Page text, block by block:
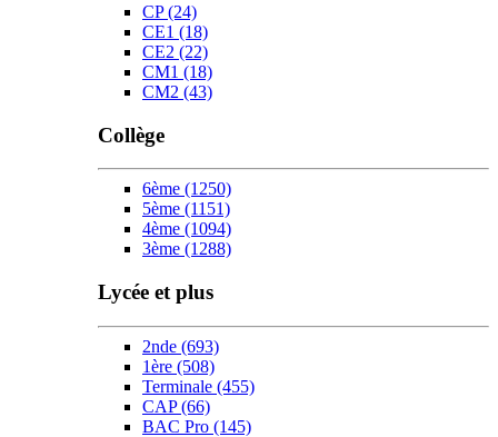
CP(24)
CE1 (18)
CE2 (22)
CM1 (18)
CM2 (43)
Collège
6ème (1250)
5ème (1151)
4ème (1094)
3ème (1288)
Lycée et plus
2nde (693)
1ère (508)
Terminale (455)
CAP(66)
BAC Pro (145)